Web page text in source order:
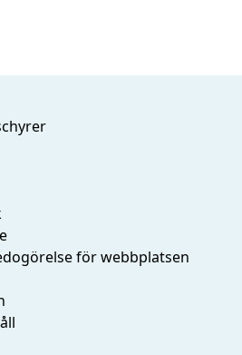
för webbplatsen